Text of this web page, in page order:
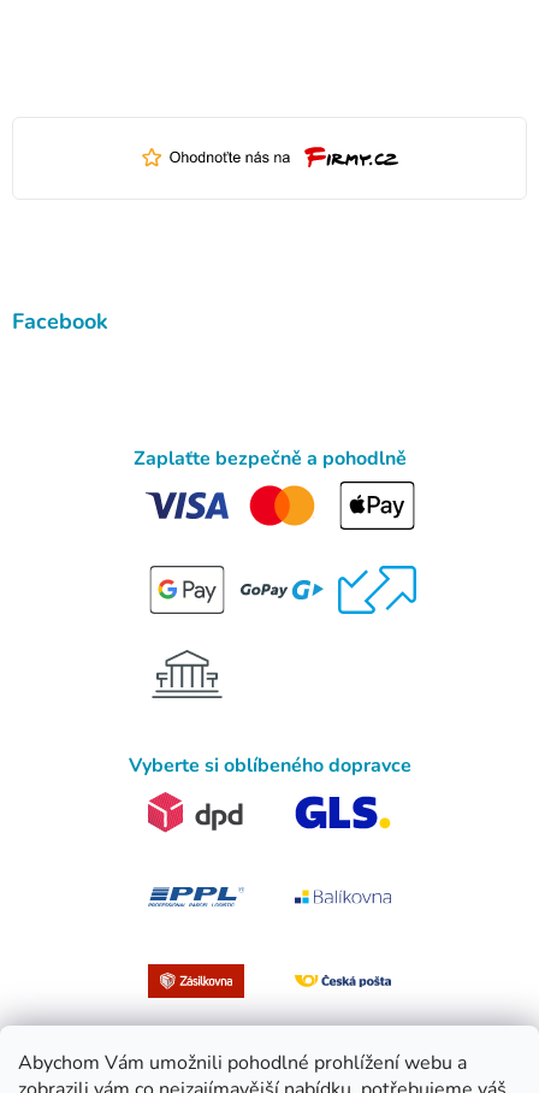
Abychom Vám umožnili pohodlné prohlížení webu a
Facebook
Zaplaťte bezpečně a pohodlně
Vyberte si oblíbeného dopravce